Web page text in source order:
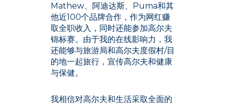
Mathew、阿迪达斯、Puma和其
他近100个品牌合作，作为网红赚
取全职收入，同时还能参加高尔夫
锦标赛。由于我的在线影响力，我
还能够与旅游局和高尔夫度假村/目
的地一起旅行，宣传高尔夫和健康
与保健。
我相信对高尔夫和生活采取全面的